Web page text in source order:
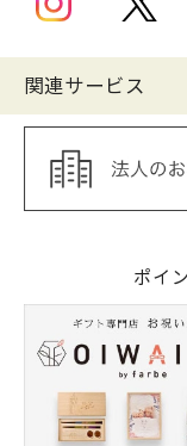
関連サービス
ポイ